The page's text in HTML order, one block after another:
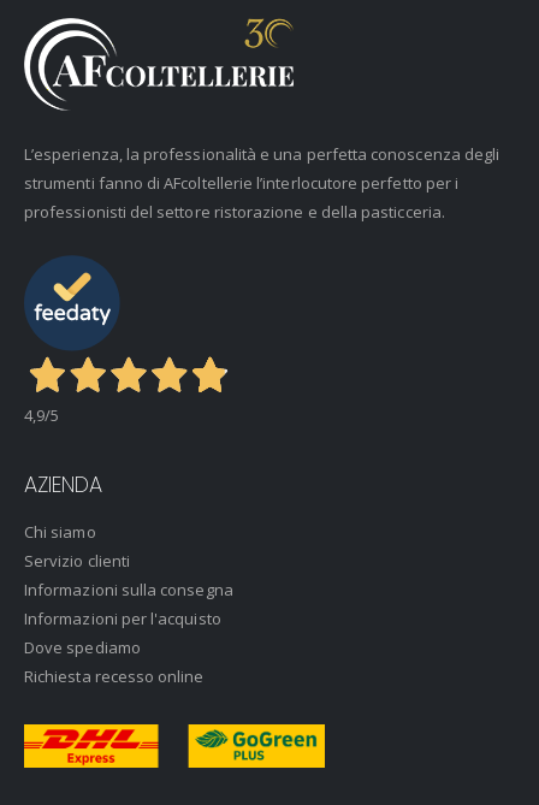
L’esperienza, la professionalità e una perfetta conoscenza degli
strumenti fanno di AFcoltellerie l’interlocutore perfetto per i
professionisti del settore ristorazione e della pasticceria.
4,9/5
AZIENDA
Chi siamo
Servizio clienti
Informazioni sulla consegna
Informazioni per l'acquisto
Dove spediamo
Richiesta recesso online